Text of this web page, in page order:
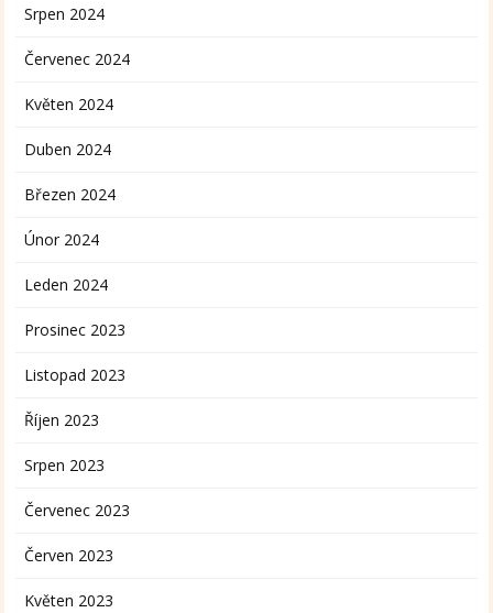
Srpen 2024
Červenec 2024
Květen 2024
Duben 2024
Březen 2024
Únor 2024
Leden 2024
Prosinec 2023
Listopad 2023
Říjen 2023
Srpen 2023
Červenec 2023
Červen 2023
Květen 2023